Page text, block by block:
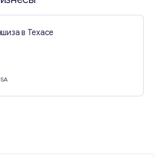
в Техасе